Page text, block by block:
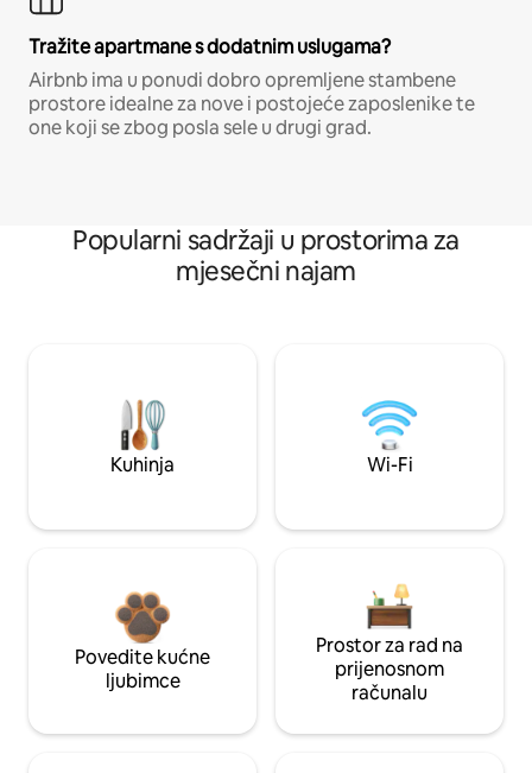
Tražite apartmane s dodatnim uslugama?
Airbnb ima u ponudi dobro opremljene stambene
prostore idealne za nove i postojeće zaposlenike te
one koji se zbog posla sele u drugi grad.
Popularni sadržaji u prostorima za
mjesečni najam
Kuhinja Wi-Fi
Povedite kućne
ljubimce
Prostor za rad na
prijenosnom
računalu